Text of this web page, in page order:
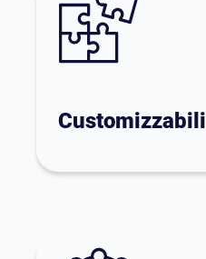
Customizzabili